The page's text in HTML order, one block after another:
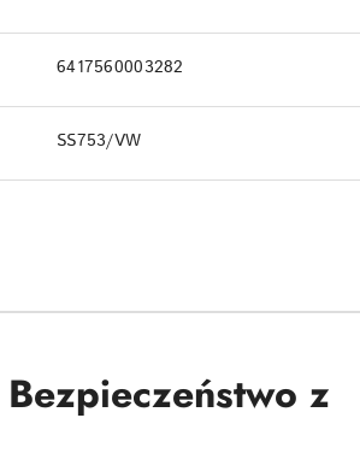
6417560003282
SS753/VW
z